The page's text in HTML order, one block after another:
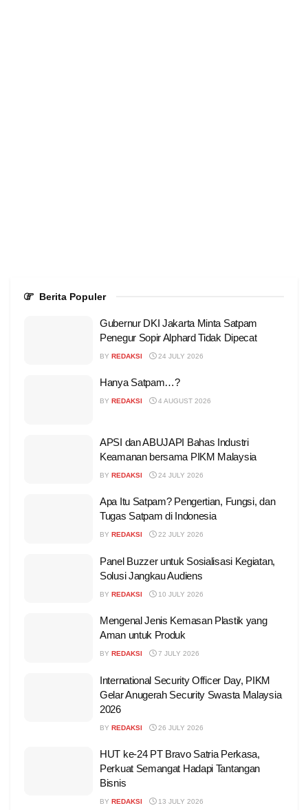
Berita Populer
Gubernur DKI Jakarta Minta Satpam
Penegur Sopir Alphard Tidak Dipecat
BY REDAKSI 24 JULY 2026
Hanya Satpam…?
BY REDAKSI 4 AUGUST 2026
APSI dan ABUJAPI Bahas Industri
Keamanan bersama PIKM Malaysia
BY REDAKSI 24 JULY 2026
Apa Itu Satpam? Pengertian, Fungsi, dan
Tugas Satpam di Indonesia
BY REDAKSI 22 JULY 2026
Panel Buzzer untuk Sosialisasi Kegiatan,
Solusi Jangkau Audiens
BY REDAKSI 10 JULY 2026
Mengenal Jenis Kemasan Plastik yang
Aman untuk Produk
BY REDAKSI 7 JULY 2026
International Security Officer Day, PIKM
Gelar Anugerah Security Swasta Malaysia
2026
BY REDAKSI 26 JULY 2026
HUT ke-24 PT Bravo Satria Perkasa,
Perkuat Semangat Hadapi Tantangan
Bisnis
BY REDAKSI 13 JULY 2026